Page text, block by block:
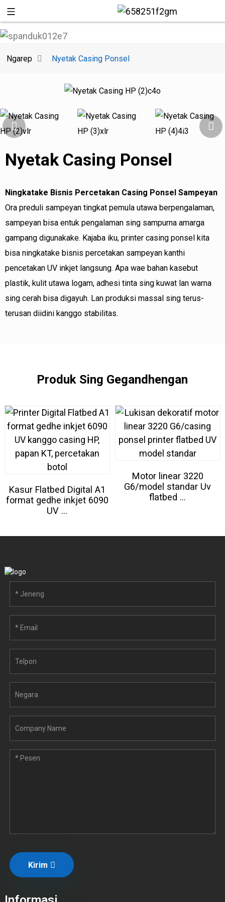
Ngarep Nyetak Casing Ponsel
Nyetak Casing Ponsel
Ningkatake Bisnis Percetakan Casing Ponsel Sampeyan
Ora preduli sampeyan tingkat pemula utawa berpengalaman,
sampeyan bisa entuk pengalaman sing sampurna amarga
gampang digunakake. Kajaba iku, printer casing ponsel kita
bisa ningkatake bisnis percetakan sampeyan kanthi
pencetakan UV inkjet langsung. Apa wae bahan kasebut
plastik, kulit utawa logam, adhesi tinta sing kuwat lan warna
sing cerah bisa digayuh. Lan produksi massal sing terus-
terusan diidini kanggo stabilitas.
Produk Sing Gegandhengan
Kasur Flatbed Digital A1
format gedhe inkjet 6090
UV ...
Motor linear 3220
G6/model standar Uv
flatbed ...
Kirim